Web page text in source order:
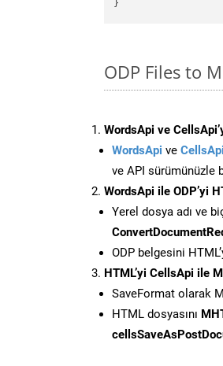
ODP Files to
WordsApi ve
WordsApi ve CellsApi
ve API sürümünüzle
WordsApi ile ODP’yi
Yerel dosya adı ve
ODP belgesini
HTML’yi CellsApi ile
SaveFormat olarak
HTML dosyasını